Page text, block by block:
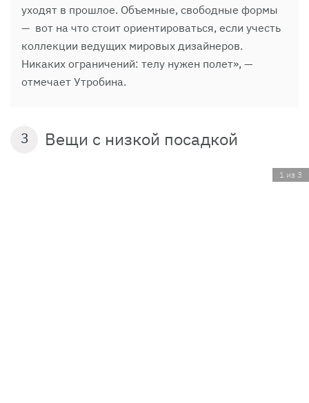
уходят в прошлое. Объемные, свободные формы
— вот на что стоит ориентироваться, если учесть
коллекции ведущих мировых дизайнеров.
Никаких ограничений: телу нужен полет», —
отмечает Утробина.
3 Вещи с низкой посадкой
1 из 3